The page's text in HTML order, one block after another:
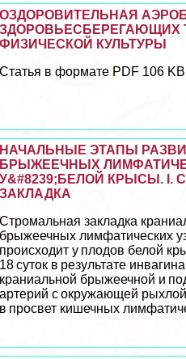
ОЗДОРОВИТЕЛЬНАЯ
ЗДОРОВЬЕСБЕРЕГАЮЩИХ
ФИЗИЧЕСКОЙ КУЛЬТУРЫ
Статья в формате PDF 106
НАЧАЛЬНЫЕ ЭТАПЫ
БРЫЖЕЕЧНЫХ
У&#8239;БЕЛОЙ КРЫСЫ. I.
ЗАКЛАДКА
Стромальная закладка
брыжеечных лимфатических
происходит у плодов белой
18 суток в результате
краниальной брыжеечной и
артерий с окружающей
в просвет кишечных